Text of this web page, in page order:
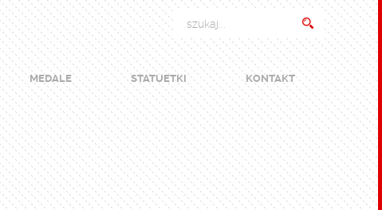
MEDALE STATUETKI KONTAKT